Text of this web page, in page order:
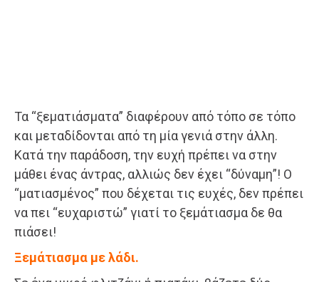
Τα “ξεματιάσματα” διαφέρουν από τόπο σε τόπο
και μεταδίδονται από τη μία γενιά στην άλλη.
Κατά την παράδοση, την ευχή πρέπει να στην
μάθει ένας άντρας, αλλιώς δεν έχει “δύναμη”! Ο
“ματιασμένος” που δέχεται τις ευχές, δεν πρέπει
να πει “ευχαριστώ” γιατί το ξεμάτιασμα δε θα
πιάσει!
Ξεμάτιασμα με λάδι.